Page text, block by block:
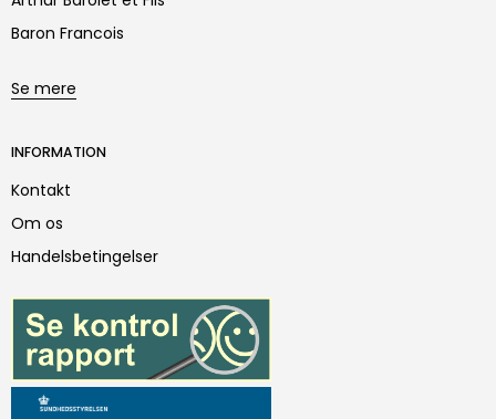
Baron Francois
Se mere
INFORMATION
Kontakt
Om os
Handelsbetingelser